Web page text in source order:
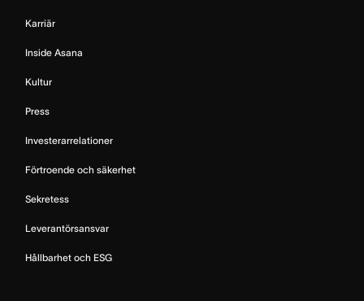
Karriär
Inside Asana
Kultur
Press
Investerarrelationer
Förtroende och säkerhet
Sekretess
Leverantörsansvar
Hållbarhet och ESG